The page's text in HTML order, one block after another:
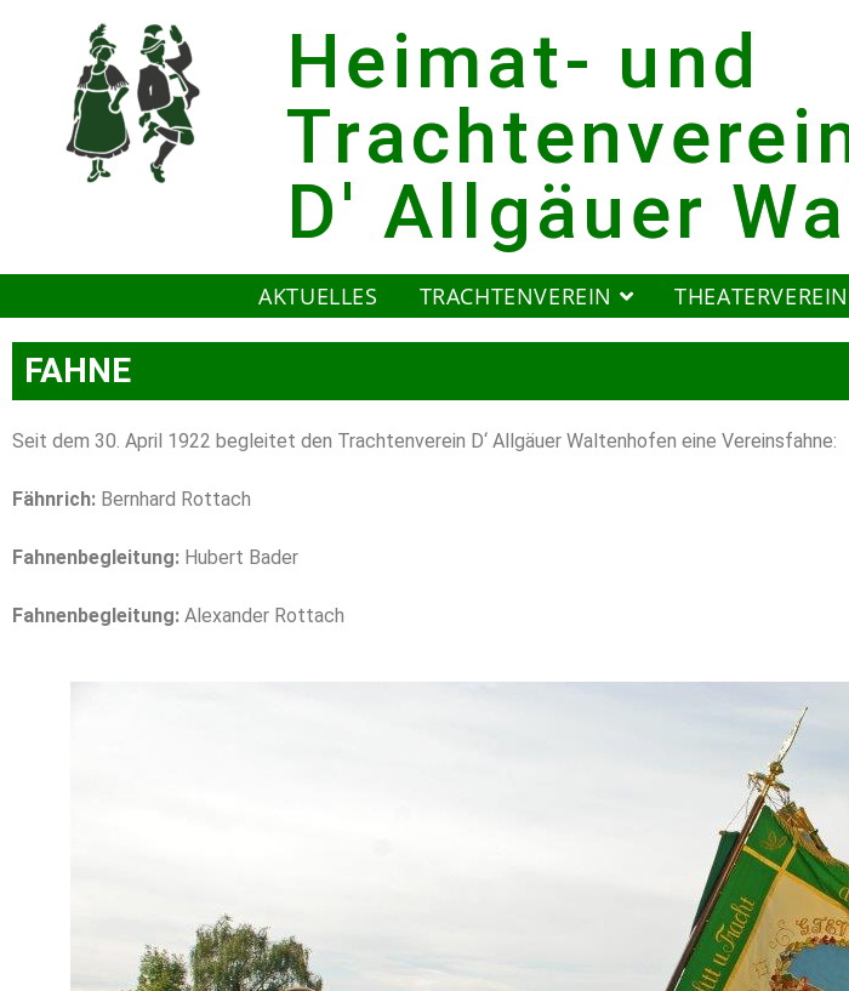
Heimat- und
D' Allgäuer
AKTUELLES TRACHTENVEREIN THEATERVEREIN
FAHNE
Seit dem 30. April 1922 begleitet den Trachtenverein D‘ Allgäuer Waltenhofen eine Vereinsfahne:
Fähnrich: Bernhard Rottach
Fahnenbegleitung: Hubert Bader
Fahnenbegleitung: Alexander Rottach